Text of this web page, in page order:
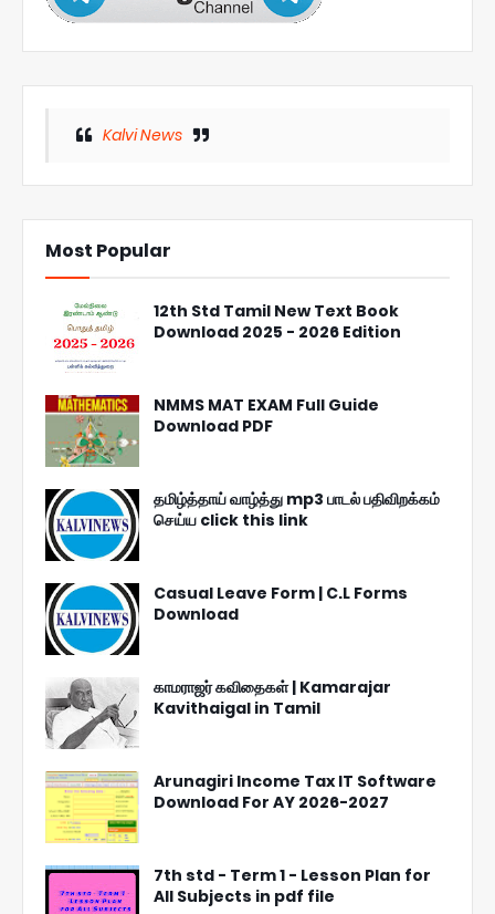
Kalvi News
Most Popular
12th Std Tamil New Text Book
Download 2025 - 2026 Edition
NMMS MAT EXAM Full Guide
Download PDF
தமிழ்த்தாய் வாழ்த்து mp3 பாடல் பதிவிறக்கம்
செய்ய click this link
Casual Leave Form | C.L Forms
Download
காமராஜர் கவிதைகள் | Kamarajar
Kavithaigal in Tamil
Arunagiri Income Tax IT Software
Download For AY 2026-2027
7th std - Term 1 - Lesson Plan for
All Subjects in pdf file